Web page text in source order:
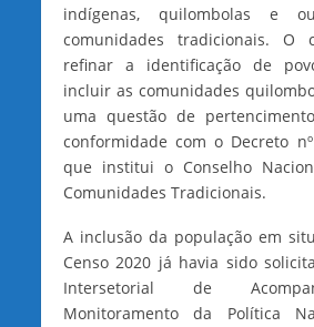
indígenas, quilombolas e
comunidades tradicionais. O
refinar a identificação de
incluir as comunidades
uma questão de
conformidade com o Decreto
que institui o Conselho
Comunidades Tradicionais.
A inclusão da população em
Censo 2020 já havia sido
Intersetorial de
Monitoramento da Política